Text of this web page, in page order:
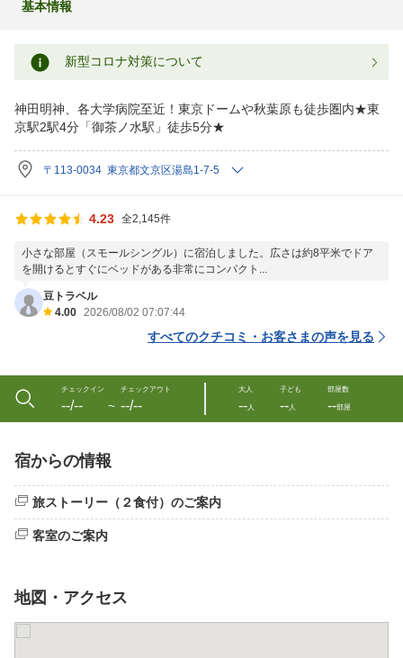
基本情報
新型コロナ対策について
神田明神、各大学病院至近！東京ドームや秋葉原も徒歩圏内★東
京駅2駅4分「御茶ノ水駅」徒歩5分★
〒113-0034 東京都文京区湯島1-7-5
4.23 全2,145件
小さな部屋（スモールシングル）に宿泊しました。広さは約8平米でドア
を開けるとすぐにベッドがある非常にコンパクト...
豆トラベル
4.00 2026/08/02 07:07:44
すべてのクチコミ・お客さまの声を見る
チェックイン
--/-- 〜
チェックアウト
--/--
大人
--人
子ども
--人
部屋数
--部屋
宿からの情報
旅ストーリー（２食付）のご案内
客室のご案内
地図・アクセス